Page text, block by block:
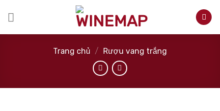
Trang chủ / Rượu vang trắng